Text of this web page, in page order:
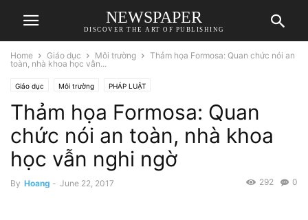
NEWSPAPER
DISCOVER THE ART OF PUBLISHING
Home Giáo dục Môi trường
Thảm họa Formosa: Quan chức nói an
toàn, nhà khoa học vẫn...
Giáo dục Môi trường PHÁP LUẬT
Thảm họa Formosa: Quan
chức nói an toàn, nhà khoa
học vẫn nghi ngờ
By Hoang - June 22, 2017 0
292